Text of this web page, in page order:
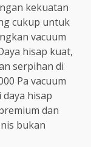
kekuatan
cukup untuk
vacuum
hisap kuat,
serpihan di
Pa vacuum
hisap
dan
bukan